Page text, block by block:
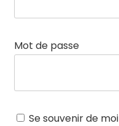
Mot de passe
Se souvenir de moi